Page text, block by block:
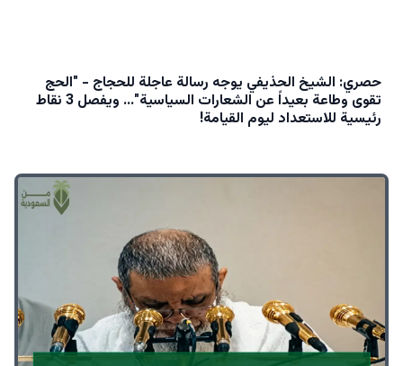
حصري: الشيخ الحذيفي يوجه رسالة عاجلة للحجاج - "الحج
تقوى وطاعة بعيداً عن الشعارات السياسية"... ويفصل 3 نقاط
رئيسية للاستعداد ليوم القيامة!